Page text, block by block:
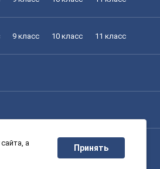
9 класс 10 класс 11 класс
9 класс 10 класс 11 класс
а
Принять